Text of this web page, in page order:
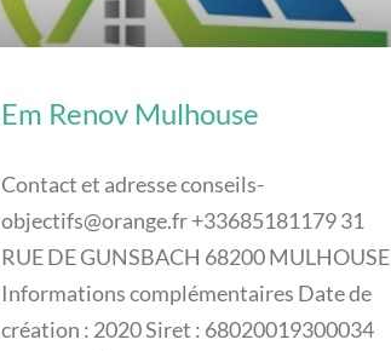
Em Renov Mulhouse
Contact et adresse conseils-
objectifs@orange.fr +33685181179 31
RUE DE GUNSBACH 68200 MULHOUSE
Informations complémentaires Date de
création : 2020 Siret : 68020019300034